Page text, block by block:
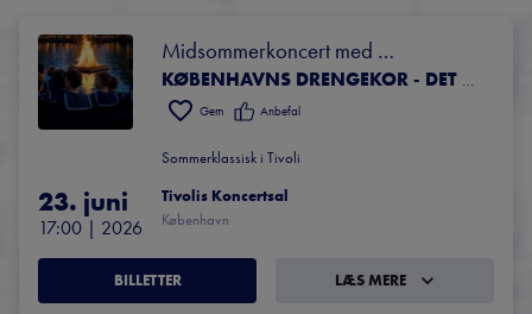
Midsommerkoncert med
Københavns Drengekor
KØBENHAVNS DRENGEKOR - DET KONGELIGE KANTORI DIRIGENT: CARSTEN SEYER-HANSEN SOLIST: BJARKE MOGENSEN, AKKORDEON
Gem Anbefal
Sommerklassisk i Tivoli
23. juni
17:00 | 2026
Tivolis Koncertsal
København
BILLETTER LÆS MERE